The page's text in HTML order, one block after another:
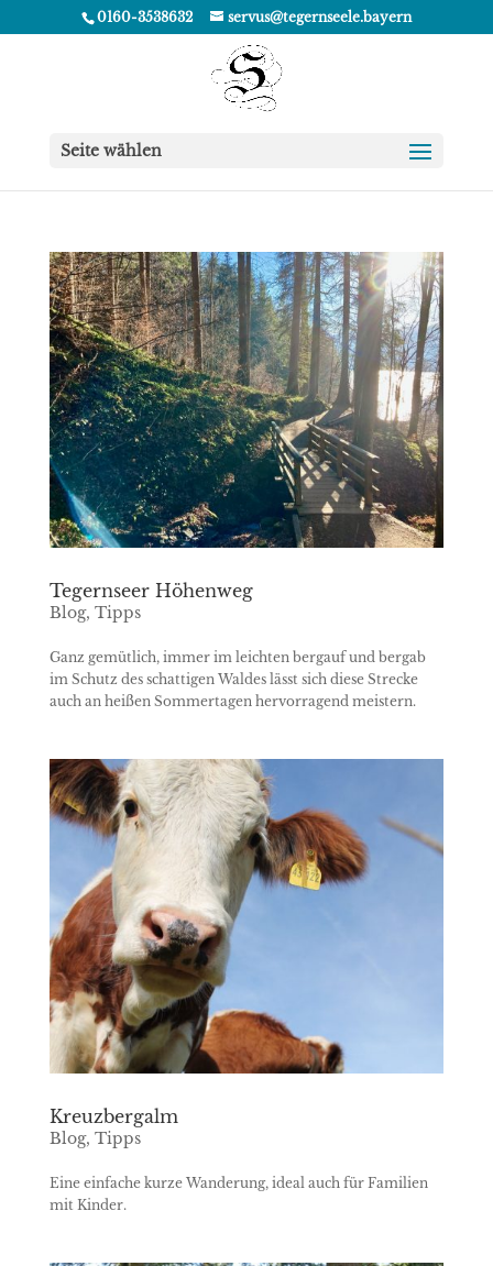
0160-3538632 servus@tegernseele.bayern
Seite wählen
Tegernseer Höhenweg
Blog, Tipps
Ganz gemütlich, immer im leichten bergauf und bergab
im Schutz des schattigen Waldes lässt sich diese Strecke
auch an heißen Sommertagen hervorragend meistern.
Kreuzbergalm
Blog, Tipps
Eine einfache kurze Wanderung, ideal auch für Familien
mit Kinder.